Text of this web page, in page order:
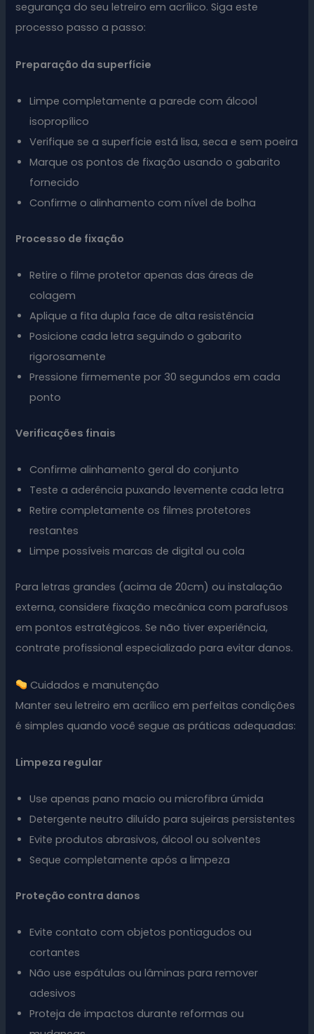
segurança do seu letreiro em acrílico. Siga este
processo passo a passo:
Preparação da superfície
Limpe completamente a parede com álcool
isopropílico
Verifique se a superfície está lisa, seca e sem poeira
Marque os pontos de fixação usando o gabarito
fornecido
Confirme o alinhamento com nível de bolha
Processo de fixação
Retire o filme protetor apenas das áreas de
colagem
Aplique a fita dupla face de alta resistência
Posicione cada letra seguindo o gabarito
rigorosamente
Pressione firmemente por 30 segundos em cada
ponto
Verificações finais
Confirme alinhamento geral do conjunto
Teste a aderência puxando levemente cada letra
Retire completamente os filmes protetores
restantes
Limpe possíveis marcas de digital ou cola
Para letras grandes (acima de 20cm) ou instalação
externa, considere fixação mecânica com parafusos
em pontos estratégicos. Se não tiver experiência,
contrate profissional especializado para evitar danos.
Cuidados e manutenção
Manter seu letreiro em acrílico em perfeitas condições
é simples quando você segue as práticas adequadas:
Limpeza regular
Use apenas pano macio ou microfibra úmida
Detergente neutro diluído para sujeiras persistentes
Evite produtos abrasivos, álcool ou solventes
Seque completamente após a limpeza
Proteção contra danos
Evite contato com objetos pontiagudos ou
cortantes
Não use espátulas ou lâminas para remover
adesivos
Proteja de impactos durante reformas ou